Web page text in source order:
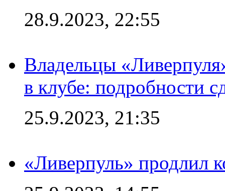
28.9.2023, 22:55
Владельцы
в клубе: подробности
25.9.2023, 21:35
«Ливерпуль» продлил